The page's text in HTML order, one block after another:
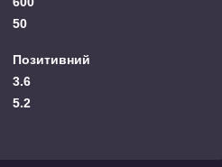
50
Позитивний
3.6
5.2